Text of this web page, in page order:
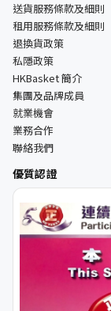
送貨服務條款及細則
租用服務條款及細則
退換貨政策
私隱政策
HKBasket 簡介
集團及品牌成員
就業機會
業務合作
聯絡我們
優質認證